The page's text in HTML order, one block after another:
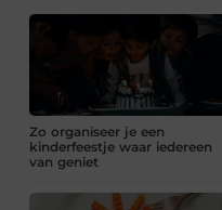
Zo organiseer je een
kinderfeestje waar iedereen
van geniet